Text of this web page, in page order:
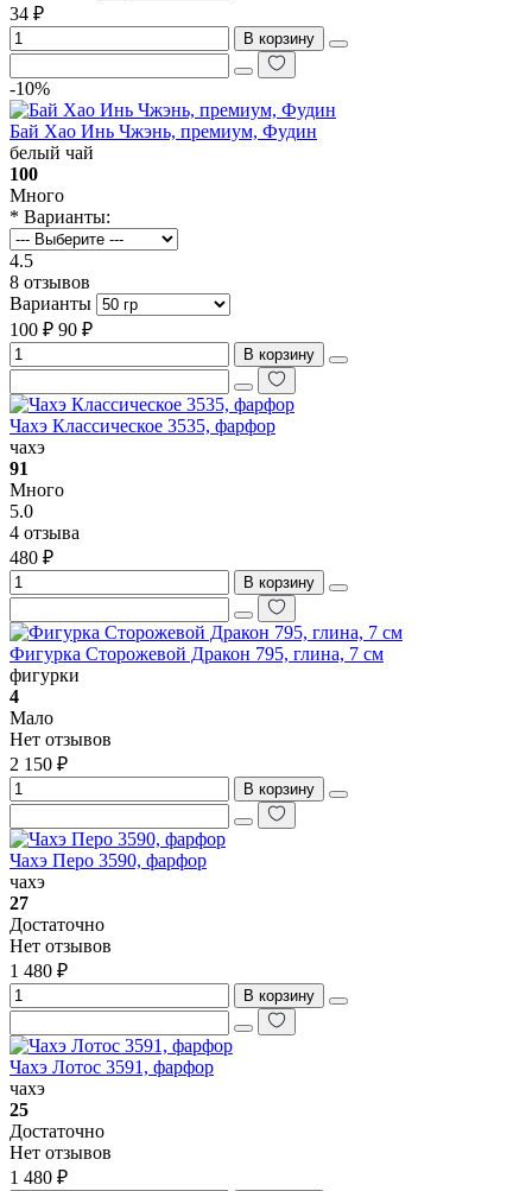
34 ₽
В корзину
-10%
Бай Хао Инь Чжэнь, премиум, Фудин
белый чай
100
Много
* Варианты:
4.5
8 отзывов
Варианты
100 ₽ 90 ₽
В корзину
Чахэ Классическое 3535, фарфор
чахэ
91
Много
5.0
4 отзыва
480 ₽
В корзину
Фигурка Сторожевой Дракон 795, глина, 7 см
фигурки
4
Мало
Нет отзывов
2 150 ₽
В корзину
Чахэ Перо 3590, фарфор
чахэ
27
Достаточно
Нет отзывов
1 480 ₽
В корзину
Чахэ Лотос 3591, фарфор
чахэ
25
Достаточно
Нет отзывов
1 480 ₽